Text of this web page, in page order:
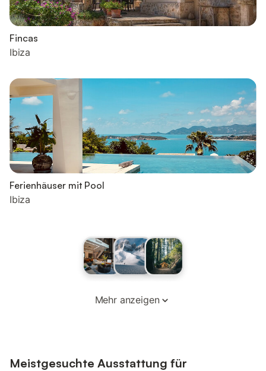
Fincas
Ibiza
Ferienhäuser mit Pool
Ibiza
Mehr anzeigen
Meistgesuchte Ausstattung für